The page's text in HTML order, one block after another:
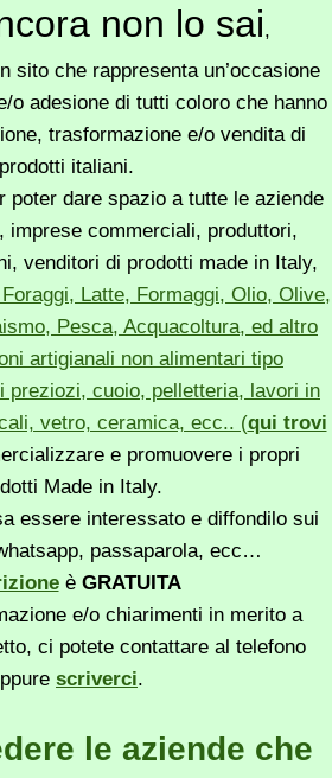
non lo sai,
sito che rappresenta un’occasione
o adesione di tutti coloro che hanno
trasformazione e/o vendita di
prodotti italiani.
poter dare spazio a tutte le aziende
imprese commerciali, produttori,
venditori di prodotti made in Italy,
Latte, Formaggi, Olio, Olive,
Pesca, Acquacoltura, ed altro
artigianali non alimentari tipo
preziozi, cuoio, pelletteria, lavori in
vetro, ceramica, ecc.. (qui trovi
e promuovere i propri
Made in Italy.
essere interessato e diffondilo sui
passaparola, ecc…
è GRATUITA
e/o chiarimenti in merito a
ci potete contattare al telefono
scriverci.
le aziende che